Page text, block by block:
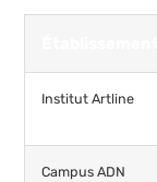
Institut Artline
Campus ADN